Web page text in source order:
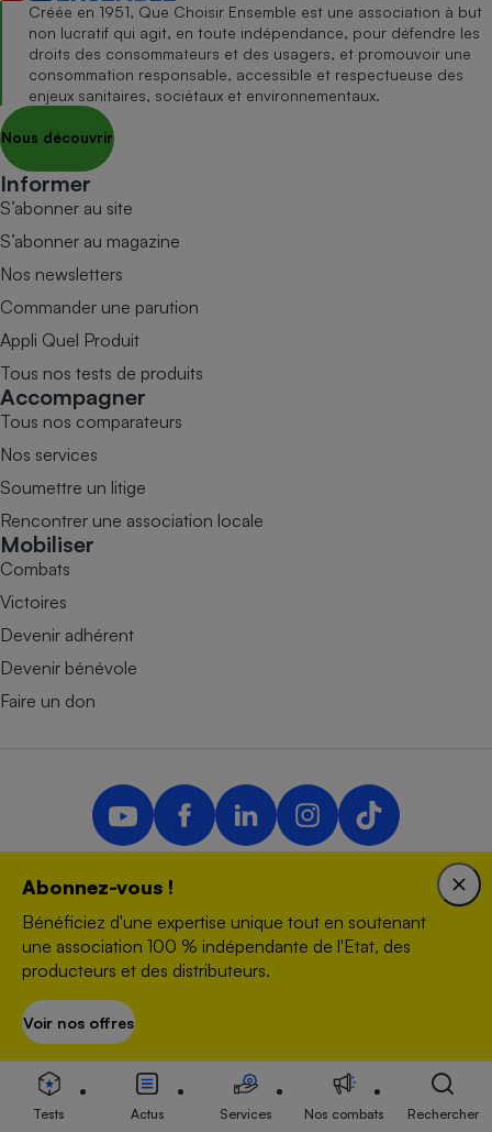
Abonnez-vous !
Bénéficiez d'une expertise unique tout en soutenant
une association 100 % indépendante de l'Etat, des
producteurs et des distributeurs.
Voir nos offres
Créée en 1951, Que Choisir Ensemble est une association à but
non lucratif qui agit, en toute indépendance, pour défendre les
droits des consommateurs et des usagers, et promouvoir une
consommation responsable, accessible et respectueuse des
enjeux sanitaires, sociétaux et environnementaux.
Nous découvrir
Informer
S’abonner au site
S’abonner au magazine
Nos newsletters
Commander une parution
Appli Quel Produit
Tous nos tests de produits
Accompagner
Tous nos comparateurs
Nos services
Soumettre un litige
Rencontrer une association locale
Mobiliser
Combats
Victoires
Devenir adhérent
Devenir bénévole
Faire un don
Nous contacter
Données personnelles
Plan du site
Newsletter
Conditions générales
Paramétrer les traceurs
Questions fréquentes
Tests Actus Services Nos combats Rechercher